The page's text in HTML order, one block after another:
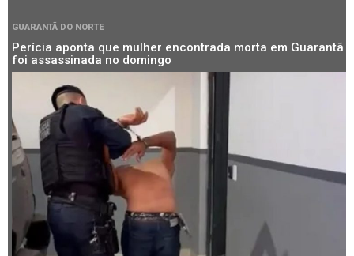
GUARANTÃ DO NORTE
Perícia aponta que mulher encontrada morta em Guarantã
foi assassinada no domingo